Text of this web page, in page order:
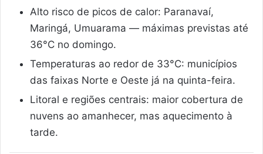
Alto risco de picos de calor: Paranavaí,
Maringá, Umuarama — máximas previstas até
36°C no domingo.
Temperaturas ao redor de 33°C: municípios
das faixas Norte e Oeste já na quinta-feira.
Litoral e regiões centrais: maior cobertura de
nuvens ao amanhecer, mas aquecimento à
tarde.